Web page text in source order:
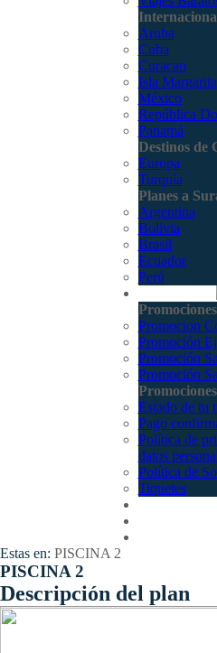
Aruba
Cuba
Curacao
Isla Margarita
México
República
Panamá
Destinos de
Europa
Turquía
Planes a
Argentina
Bolivia
Brasil
Ecuador
Perú
Promocion
Promoción
Promoción
Promoción
Estado de tu
Pago
Política de
datos
Política de
Tiquetes
Estas en: PISCINA 2
PISCINA 2
Descripción del plan